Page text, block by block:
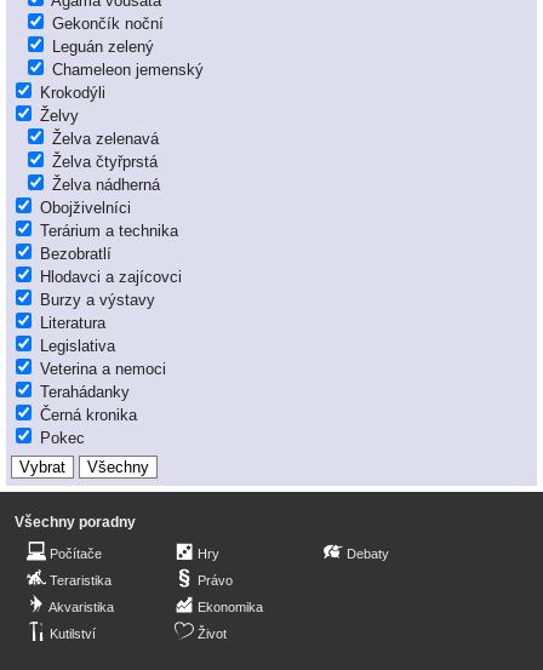
Gekončík noční
Leguán zelený
Chameleon jemenský
Krokodýli
Želvy
Želva zelenavá
Želva čtyřprstá
Želva nádherná
Obojživelníci
Terárium a technika
Bezobratlí
Hlodavci a zajícovci
Burzy a výstavy
Literatura
Legislativa
Veterina a nemoci
Terahádanky
Černá kronika
Pokec
Všechny poradny
Počítače
Teraristika
Akvaristika
Kutilství
Hry
Právo
Ekonomika
Život
Debaty